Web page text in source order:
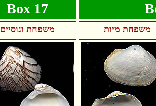
Box 17
משפחת ונוסיים משפחת מיות